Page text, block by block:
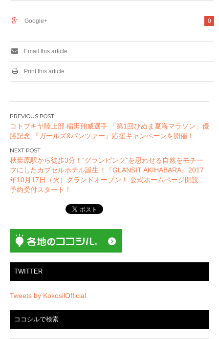
0
Google+
Email this article
Print this article
投
稿
ナ
ビ
ゲ
ー
シ
コトブキヤ陸上部 稲田翔威選手 「第1回ひぬま夏海マラソン」優
勝記念 『ガールズ&パンツァー』応援キャンペーンを開催！
秋葉原駅から徒歩3分！“グランピング”を思わせる自然をモチー
フにしたカプセルホテル誕生！『GLANSIT AKIHABARA』2017
年10月17日（火）グランドオープン！ 公式ホームページ開設、
予約受付スタート！
TWITTER
Tweets by KokosilOfficial
ココシルで検索